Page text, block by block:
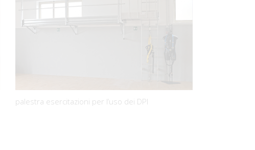
palestra esercitazioni per l’uso dei DPI